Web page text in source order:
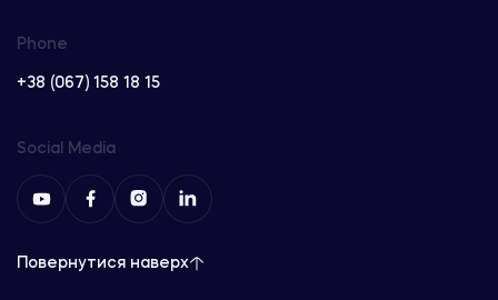
Phone
+38 (067) 158 18 15
Social Media
Повернутися наверх